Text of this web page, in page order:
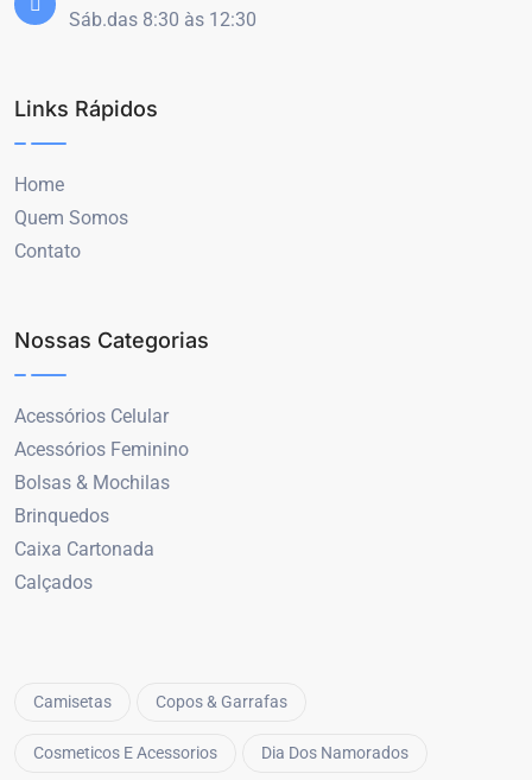
Sáb.das 8:30 às 12:30
Links Rápidos
Home
Quem Somos
Contato
Nossas Categorias
Acessórios Celular
Acessórios Feminino
Bolsas & Mochilas
Brinquedos
Caixa Cartonada
Calçados
Camisetas Copos & Garrafas
Cosmeticos E Acessorios Dia Dos Namorados